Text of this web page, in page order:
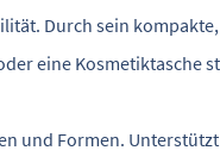
Durch sein
eine Kosmetiktasche
und Formen.